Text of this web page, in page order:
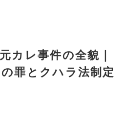
カレ事件の全貌｜
罪とクハラ法制定